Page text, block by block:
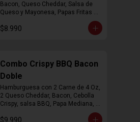
Bacon, Queso Cheddar, Salsa de
Queso y Mayonesa, Papas Fritas
$8.990
Combo Crispy BBQ Bacon
Doble
Hamburguesa con 2 Carne de 4 Oz,
2 Queso Cheddar, Bacon, Cebolla
Crispy, salsa BBQ, Papa Mediana,
$9.990